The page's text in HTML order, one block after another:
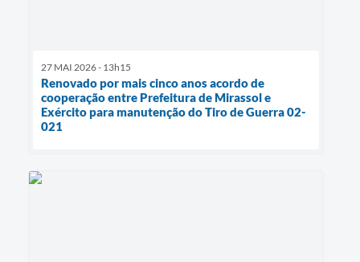
27 MAI 2026 - 13h15
Renovado por mais cinco anos acordo de
cooperação entre Prefeitura de Mirassol e
Exército para manutenção do Tiro de Guerra 02-
021